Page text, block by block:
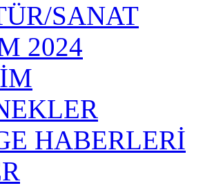
SANAT
2024
HABERLERİ